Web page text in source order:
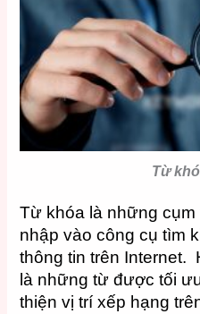
Từ
Từ khóa là những
nhập vào công cụ tìm
thông tin trên Internet.
là những từ được tối
thiện vị trí xếp hạng